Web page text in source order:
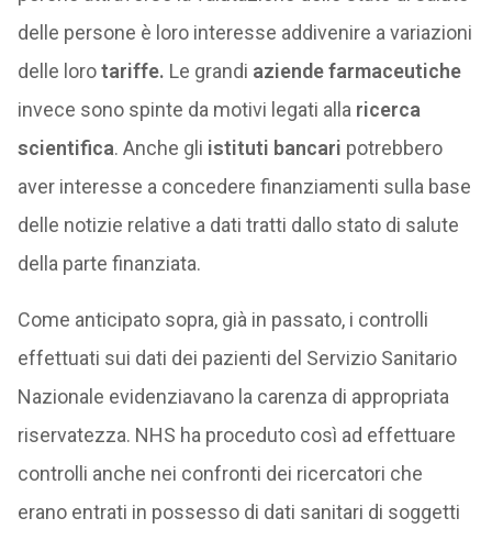
delle persone è loro interesse addivenire a variazioni
delle lorotariffe. Le grandi aziende farmaceutiche
invece sono spinte da motivi legati alla ricerca
scientifica. Anche gli istituti bancari potrebbero
aver interesse a concedere finanziamenti sulla base
delle notizie relative a dati tratti dallo stato di salute
della parte finanziata.
Come anticipato sopra, già in passato, i controlli
effettuati sui dati dei pazienti del Servizio Sanitario
Nazionale evidenziavano la carenza di appropriata
riservatezza. NHS ha proceduto così ad effettuare
controlli anche nei confronti dei ricercatori che
erano entrati in possesso di dati sanitari di soggetti